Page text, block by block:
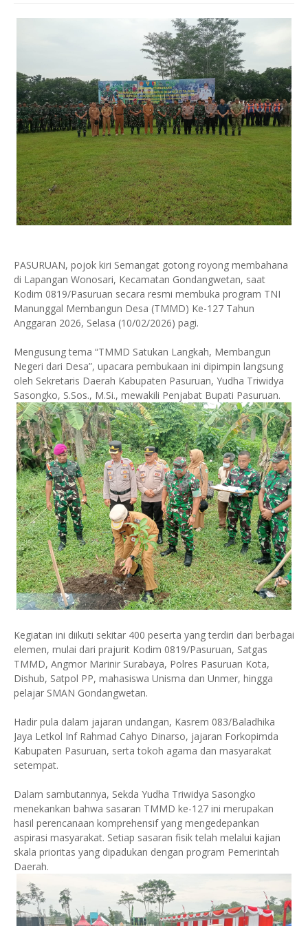
PASURUAN, pojok kiri Semangat gotong royong membahana
di Lapangan Wonosari, Kecamatan Gondangwetan, saat
Kodim 0819/Pasuruan secara resmi membuka program TNI
Manunggal Membangun Desa (TMMD) Ke-127 Tahun
Anggaran 2026, Selasa (10/02/2026) pagi.
Mengusung tema “TMMD Satukan Langkah, Membangun
Negeri dari Desa”, upacara pembukaan ini dipimpin langsung
oleh Sekretaris Daerah Kabupaten Pasuruan, Yudha Triwidya
Sasongko, S.Sos., M.Si., mewakili Penjabat Bupati Pasuruan.
Kegiatan ini diikuti sekitar 400 peserta yang terdiri dari berbagai
elemen, mulai dari prajurit Kodim 0819/Pasuruan, Satgas
TMMD, Angmor Marinir Surabaya, Polres Pasuruan Kota,
Dishub, Satpol PP, mahasiswa Unisma dan Unmer, hingga
pelajar SMAN Gondangwetan.
Hadir pula dalam jajaran undangan, Kasrem 083/Baladhika
Jaya Letkol Inf Rahmad Cahyo Dinarso, jajaran Forkopimda
Kabupaten Pasuruan, serta tokoh agama dan masyarakat
setempat.
Dalam sambutannya, Sekda Yudha Triwidya Sasongko
menekankan bahwa sasaran TMMD ke-127 ini merupakan
hasil perencanaan komprehensif yang mengedepankan
aspirasi masyarakat. Setiap sasaran fisik telah melalui kajian
skala prioritas yang dipadukan dengan program Pemerintah
Daerah.